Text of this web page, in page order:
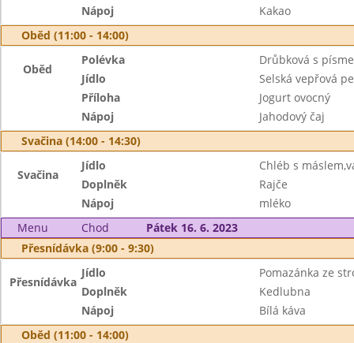
Nápoj
Kakao
Oběd (11:00 - 14:00)
Oběd
Polévka
Drůbková s
Jídlo
Selská vepřová
Příloha
Jogurt ovocný
Nápoj
Jahodový čaj
Svačina (14:00 - 14:30)
Svačina
Jídlo
Chléb s
Doplněk
Rajče
Nápoj
mléko
Menu
Chod
Pátek 16. 6. 2023
Přesnídávka (9:00 - 9:30)
Přesnídávka
Jídlo
Pomazánka ze
Doplněk
Kedlubna
Nápoj
Bílá káva
Oběd (11:00 - 14:00)